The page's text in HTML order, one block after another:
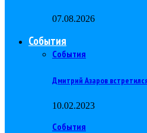
07.08.2026
События
События
Дмитрий Азаров
10.02.2023
События